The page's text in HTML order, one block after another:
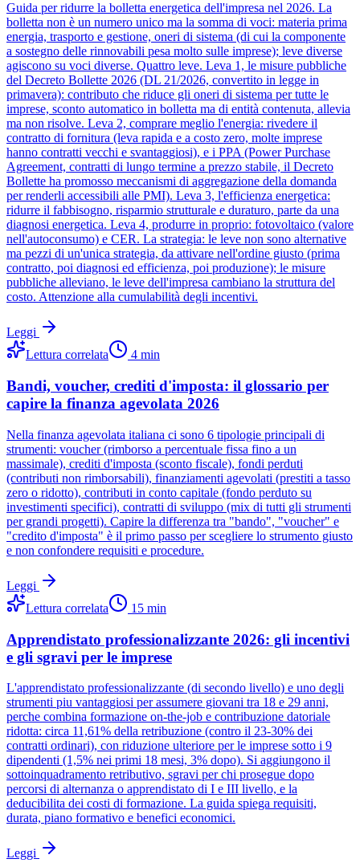
Guida per ridurre la bolletta energetica dell'impresa nel 2026. La
bolletta non è un numero unico ma la somma di voci: materia prima
energia, trasporto e gestione, oneri di sistema (di cui la componente
a sostegno delle rinnovabili pesa molto sulle imprese); leve diverse
agiscono su voci diverse. Quattro leve. Leva 1, le misure pubbliche
del Decreto Bollette 2026 (DL 21/2026, convertito in legge in
primavera): contributo che riduce gli oneri di sistema per tutte le
imprese, sconto automatico in bolletta ma di entità contenuta, allevia
ma non risolve. Leva 2, comprare meglio l'energia: rivedere il
contratto di fornitura (leva rapida e a costo zero, molte imprese
hanno contratti vecchi e svantaggiosi), e i PPA (Power Purchase
Agreement, contratti di lungo termine a prezzo stabile, il Decreto
Bollette ha promosso meccanismi di aggregazione della domanda
per renderli accessibili alle PMI). Leva 3, l'efficienza energetica:
ridurre il fabbisogno, risparmio strutturale e duraturo, parte da una
diagnosi energetica. Leva 4, produrre in proprio: fotovoltaico (valore
nell'autoconsumo) e CER. La strategia: le leve non sono alternative
ma pezzi di un'unica strategia, da attivare nell'ordine giusto (prima
contratto, poi diagnosi ed efficienza, poi produzione); le misure
pubbliche alleviano, le leve dell'impresa cambiano la struttura del
costo. Attenzione alla cumulabilità degli incentivi.
Leggi
Lettura correlata
4 min
Bandi, voucher, crediti d'imposta: il glossario per
capire la finanza agevolata 2026
Nella finanza agevolata italiana ci sono 6 tipologie principali di
strumenti: voucher (rimborso a percentuale fissa fino a un
massimale), crediti d'imposta (sconto fiscale), fondi perduti
(contributi non rimborsabili), finanziamenti agevolati (prestiti a tasso
zero o ridotto), contributi in conto capitale (fondo perduto su
investimenti specifici), contratti di sviluppo (mix di tutti gli strumenti
per grandi progetti). Capire la differenza tra "bando", "voucher" e
"credito d'imposta" è il primo passo per scegliere lo strumento giusto
e non confondere requisiti e procedure.
Leggi
Lettura correlata
15 min
Apprendistato professionalizzante 2026: gli incentivi
e gli sgravi per le imprese
L'apprendistato professionalizzante (di secondo livello) e uno degli
strumenti piu vantaggiosi per assumere giovani tra 18 e 29 anni,
perche combina formazione on-the-job e contribuzione datoriale
ridotta: circa 11,61% della retribuzione (contro il 23-30% dei
contratti ordinari), con riduzione ulteriore per le imprese sotto i 9
dipendenti (1,5% nei primi 18 mesi, 3% dopo). Si aggiungono il
sottoinquadramento retributivo, sgravi per chi prosegue dopo
percorsi di alternanza o apprendistato di I e III livello, e la
deducibilita dei costi di formazione. La guida spiega requisiti,
durata, piano formativo e benefici economici.
Leggi